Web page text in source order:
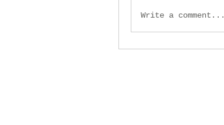
Write a comment...